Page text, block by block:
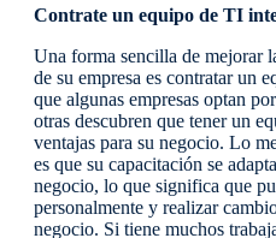
Contrate un equipo de TI
Una forma sencilla de mejorar
de su empresa es contratar un
que algunas empresas optan
otras descubren que tener un
ventajas para su negocio. Lo
es que su capacitación se
negocio, lo que significa que
personalmente y realizar
negocio. Si tiene muchos